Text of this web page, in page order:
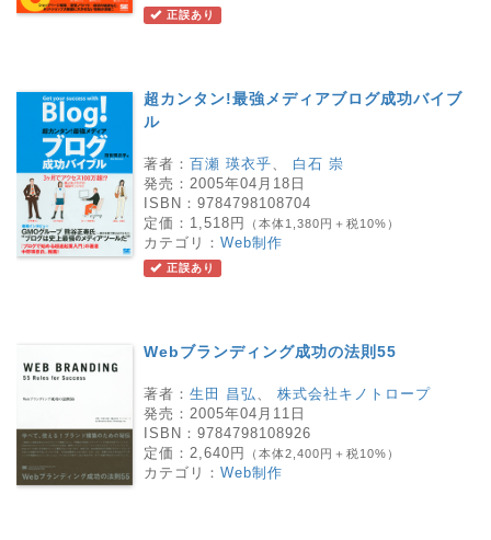
正誤あり
超カンタン!最強メディアブログ成功バイブ
ル
著者： 百瀬 瑛衣乎、 白石 崇
発売： 2005年04月18日
ISBN： 9784798108704
定価： 1,518円 （本体1,380円＋税10%）
カテゴリ： Web制作
正誤あり
Webブランディング成功の法則55
著者： 生田 昌弘、 株式会社キノトロープ
発売： 2005年04月11日
ISBN： 9784798108926
定価： 2,640円 （本体2,400円＋税10%）
カテゴリ： Web制作